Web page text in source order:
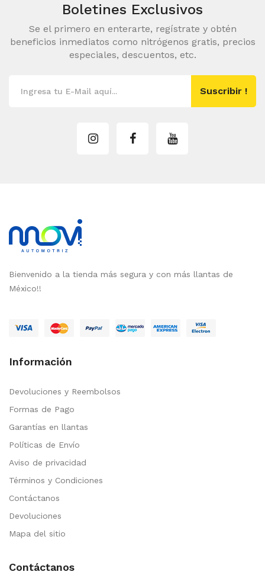
Boletines Exclusivos
Se el primero en enterarte, regístrate y obtén
beneficios inmediatos como nitrógenos gratis, precios
especiales, descuentos, etc.
Suscribir !
Bienvenido a la tienda más segura y con más llantas de
México!!
Información
Devoluciones y Reembolsos
Formas de Pago
Garantías en llantas
Políticas de Envío
Aviso de privacidad
Términos y Condiciones
Contáctanos
Devoluciones
Mapa del sitio
Contáctanos